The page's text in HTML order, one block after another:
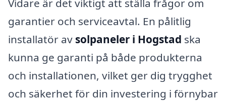
Vidare är det viktigt att ställa frågor om
garantier och serviceavtal. En pålitlig
installatör av solpaneler i Hogstad ska
kunna ge garanti på både produkterna
och installationen, vilket ger dig trygghet
och säkerhet för din investering i förnybar